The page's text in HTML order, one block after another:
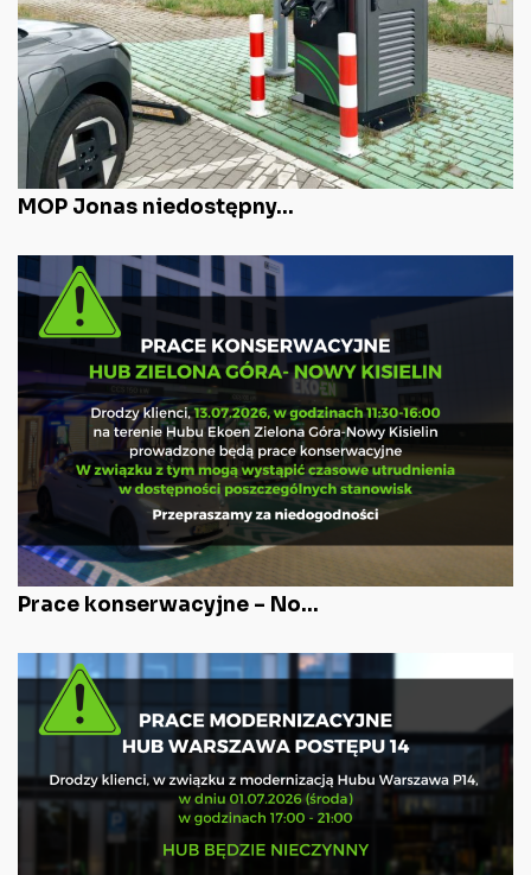
MOP Jonas niedostępny...
Prace konserwacyjne – No...